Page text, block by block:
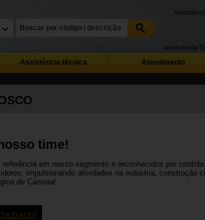
Assistência
Assistência técnica Atendimento
time!
em nosso segmento e reconhecidos por
impulsionando atividades na indústria, construção
de Carreira!
AQUI